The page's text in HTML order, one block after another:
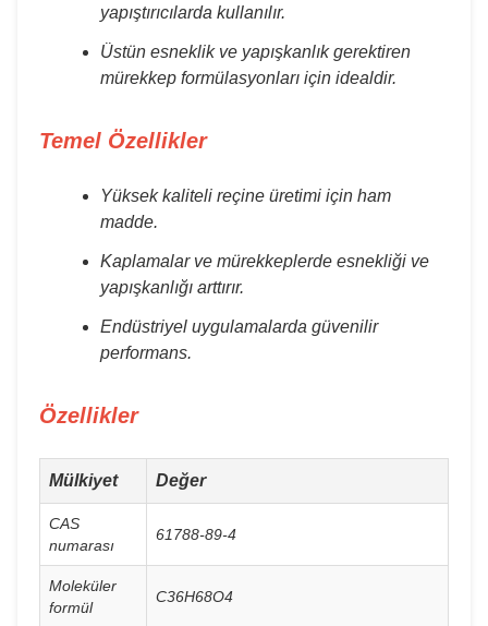
yapıştırıcılarda kullanılır.
Üstün esneklik ve yapışkanlık gerektiren
mürekkep formülasyonları için idealdir.
Temel Özellikler
Yüksek kaliteli reçine üretimi için ham
madde.
Kaplamalar ve mürekkeplerde esnekliği ve
yapışkanlığı arttırır.
Endüstriyel uygulamalarda güvenilir
performans.
Özellikler
Mülkiyet Değer
CAS
numarası
61788-89-4
Moleküler
formül
C36H68O4